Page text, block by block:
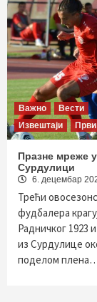
Важно
Вести
Извештаји
Празне мреже у
Сурдулици
6. децембар
Трећи
фудбалера
Радничког 1923
из Сурдулице
поделом